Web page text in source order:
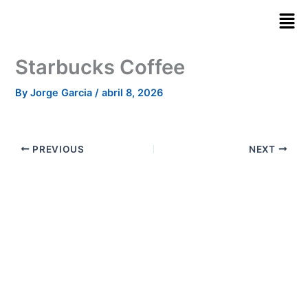
Starbucks Coffee
ByJorge Garcia/abril 8, 2026
PREVIOUS NEXT